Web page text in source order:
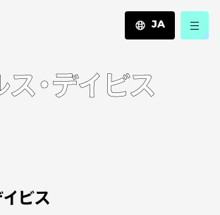
JA
EN
ZH
・デイビス
イビス